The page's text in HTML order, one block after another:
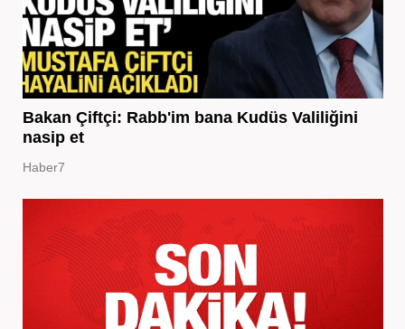
Bakan Çiftçi: Rabb'im bana Kudüs Valiliğini
nasip et
Haber7